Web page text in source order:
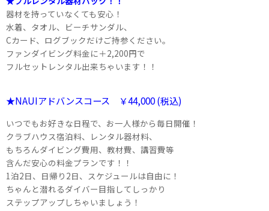
器材を持っていなくても安心！
水着、タオル、ビーチサンダル、
Cカード、ログブックだけご持参ください。
ファンダイビング料金に＋2,200円で
フルセットレンタル出来ちゃいます！！
★NAUIアドバンスコース ￥44,000 (税込)
いつでもお好きな日程で、お一人様から毎日開催！
クラブハウス宿泊料、レンタル器材料、
もちろんダイビング費用、教材費、講習費等
含んだ安心の料金プランです！！
1泊2日、日帰り2日、スケジュールは自由に！
ちゃんと潜れるダイバー目指してしっかり
ステップアップしちゃいましょう！